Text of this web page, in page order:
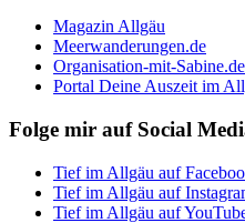
Magazin Allgäu
Meerwanderungen.de
Organisation-mit-Sabine.de
Portal Deine Auszeit im
Folge mir auf Social
Tief im Allgäu auf
Tief im Allgäu auf
Tief im Allgäu auf